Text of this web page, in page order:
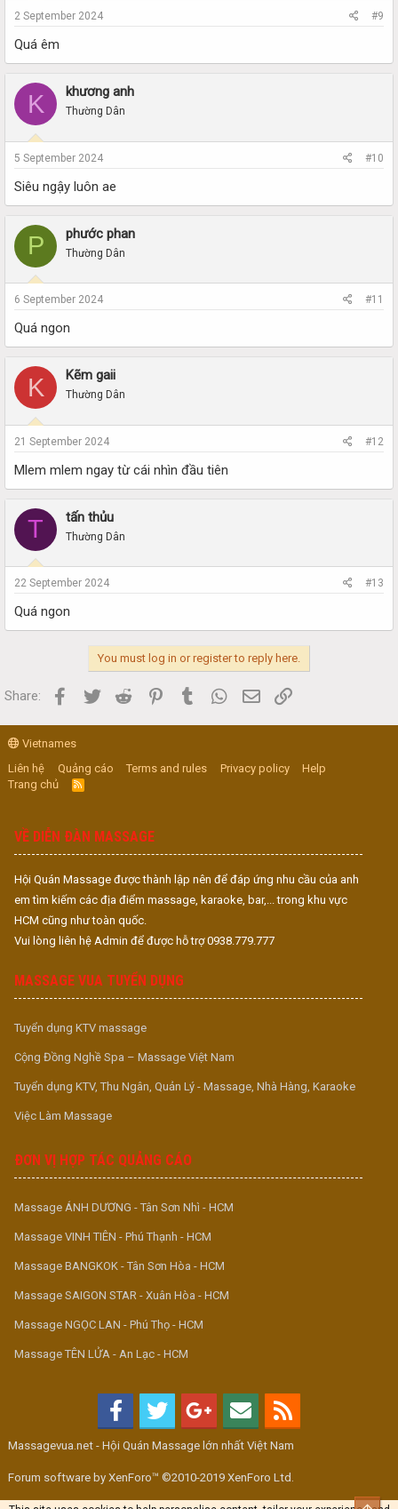
2 September 2024 #9
Quá êm
K khương anh
Thường Dân
5 September 2024 #10
Siêu ngậy luôn ae
P phước phan
Thường Dân
6 September 2024 #11
Quá ngon
K Kẽm gaii
Thường Dân
21 September 2024 #12
Mlem mlem ngay từ cái nhìn đầu tiên
T tấn thủu
Thường Dân
22 September 2024 #13
Quá ngon
You must log in or register to reply here.
Share: Facebook
Twitter Reddit PinterestTumblr WhatsApp
Email
Vietnames
Liên hệ
Quảng cáo Terms and rules Privacy policy
Help
Trang chủ
R
S
VỀ DIỄN ĐÀN MASSAGE
Hội Quán Massage được thành lập nên để đáp ứng nhu cầu của anh
em tìm kiếm các địa điểm massage, karaoke, bar,... trong khu vực
HCM cũng như toàn quốc.
Vui lòng liên hệ Admin để được hỗ trợ 0938.779.777
MASSAGE VUA TUYỂN DỤNG
Tuyển dụng KTV massage
Cộng Đồng Nghề Spa – Massage Việt Nam
Tuyển dụng KTV, Thu Ngân, Quản Lý - Massage, Nhà Hàng, Karaoke
Việc Làm Massage
ĐƠN VỊ HỢP TÁC QUẢNG CÁO
Massage ÁNH DƯƠNG - Tân Sơn Nhì - HCM
Massage VINH TIÊN - Phú Thạnh - HCM
Massage BANGKOK - Tân Sơn Hòa - HCM
Massage SAIGON STAR - Xuân Hòa - HCM
Massage NGỌC LAN - Phú Thọ - HCM
Massage TÊN LỬA - An Lạc - HCM
Massagevua.net - Hội Quán Massage lớn nhất Việt Nam
Forum software by XenForo™ ©2010-2019 XenForo Ltd.